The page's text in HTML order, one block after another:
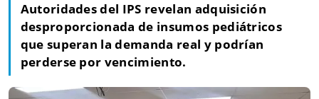
Autoridades del IPS revelan adquisición
desproporcionada de insumos pediátricos
que superan la demanda real y podrían
perderse por vencimiento.